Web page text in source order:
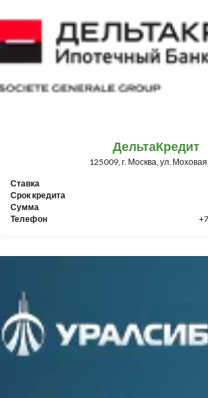
ДельтаКредит
125009, г. Москва, ул.
Ставка
Срок кредита
Сумма
Телефон